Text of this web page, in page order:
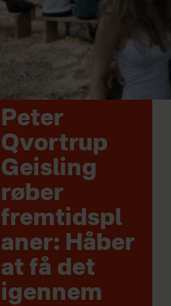
Peter
Qvortrup
Geisling
røber
fremtidspl
aner: Håber
at få det
igennem